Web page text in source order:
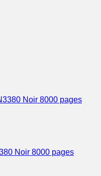
Noir 8000 pages